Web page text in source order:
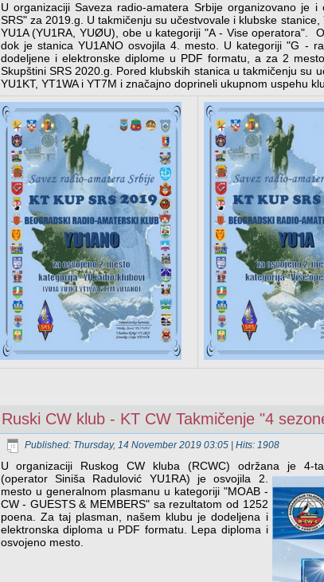
U organizaciji Saveza radio-amatera Srbije organizovano je
SRS" za 2019.g. U takmičenju su učestvovale i klubske
YU1A (YU1RA, YUØU), obe u kategoriji "A - Vise operatora".
dok je stanica YU1ANO osvojila 4. mesto. U kategoriji "G -
dodeljene i elektronske diplome u PDF formatu, a za 2
Skupštini SRS 2020.g. Pored klubskih stanica u takmičenju su
YU1KT, YT1WA i YT7M i značajno doprineli ukupnom uspehu
Ruski CW klub - KT CW Takmičenje "4
Published: Thursday, 14 November 2019 03:05| Hits: 1908
U organizaciji Ruskog CW kluba (RCWC) održana je 4-
(operator Siniša Radulović YU1RA) je osvojila 2.
mesto u generalnom plasmanu u kategoriji "MOAB -
CW - GUESTS & MEMBERS" sa rezultatom od 1252
poena. Za taj plasman, našem klubu je dodeljena i
elektronska diploma u PDF formatu. Lepa diploma i
osvojeno mesto.